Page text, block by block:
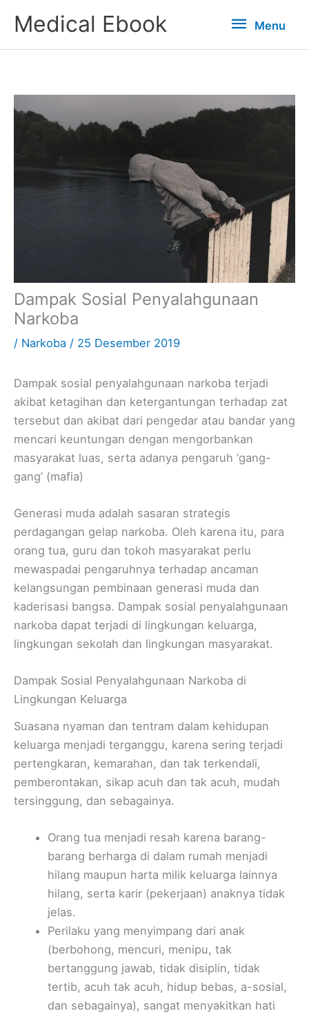
konten
Medical Ebook MenuMenu
Dampak Sosial Penyalahgunaan
Narkoba
/ Narkoba / 25 Desember 2019
Dampak sosial penyalahgunaan narkoba terjadi
akibat ketagihan dan ketergantungan terhadap zat
tersebut dan akibat dari pengedar atau bandar yang
mencari keuntungan dengan mengorbankan
masyarakat luas, serta adanya pengaruh ‘gang-
gang’ (mafia)
Generasi muda adalah sasaran strategis
perdagangan gelap narkoba. Oleh karena itu, para
orang tua, guru dan tokoh masyarakat perlu
mewaspadai pengaruhnya terhadap ancaman
kelangsungan pembinaan generasi muda dan
kaderisasi bangsa. Dampak sosial penyalahgunaan
narkoba dapat terjadi di lingkungan keluarga,
lingkungan sekolah dan lingkungan masyarakat.
Dampak Sosial Penyalahgunaan Narkoba di
Lingkungan Keluarga
Suasana nyaman dan tentram dalam kehidupan
keluarga menjadi terganggu, karena sering terjadi
pertengkaran, kemarahan, dan tak terkendali,
pemberontakan, sikap acuh dan tak acuh, mudah
tersinggung, dan sebagainya.
Orang tua menjadi resah karena barang-
barang berharga di dalam rumah menjadi
hilang maupun harta milik keluarga lainnya
hilang, serta karir (pekerjaan) anaknya tidak
jelas.
Perilaku yang menyimpang dari anak
(berbohong, mencuri, menipu, tak
bertanggung jawab, tidak disiplin, tidak
tertib, acuh tak acuh, hidup bebas, a-sosial,
dan sebagainya), sangat menyakitkan hati